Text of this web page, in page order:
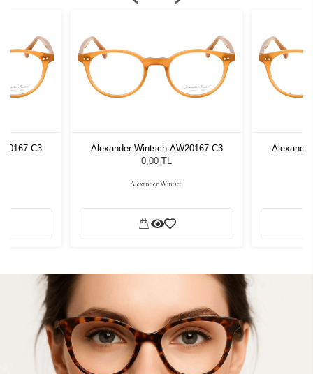
C3
Alexander Wintsch AW20167 C3
0,00 TL